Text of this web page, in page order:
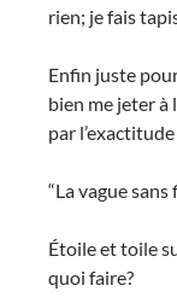
rien; je fais
Enfin juste
bien me jeter à
par
“La vague
Étoile et toile
quoi faire?